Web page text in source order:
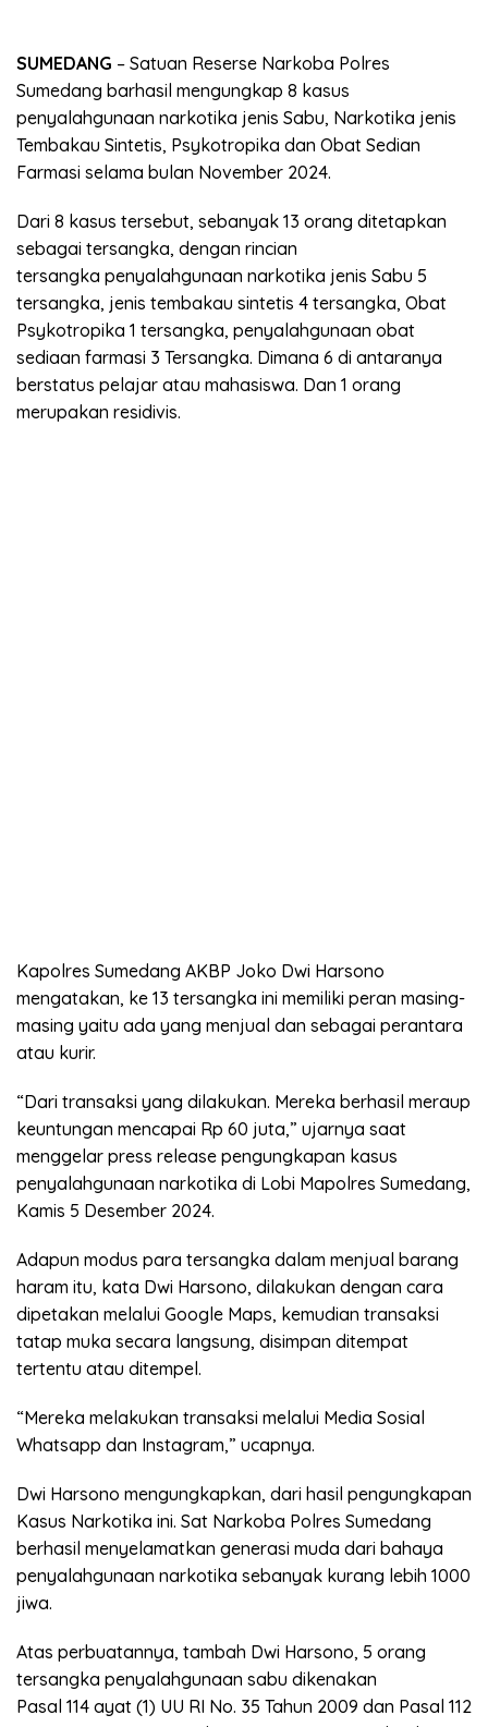
SUMEDANG – Satuan Reserse Narkoba Polres
Sumedang barhasil mengungkap 8 kasus
penyalahgunaan narkotika jenis Sabu, Narkotika jenis
Tembakau Sintetis, Psykotropika dan Obat Sedian
Farmasi selama bulan November 2024.
Dari 8 kasus tersebut, sebanyak 13 orang ditetapkan
sebagai tersangka, dengan rincian
tersangka penyalahgunaan narkotika jenis Sabu 5
tersangka, jenis tembakau sintetis 4 tersangka, Obat
Psykotropika 1 tersangka, penyalahgunaan obat
sediaan farmasi 3 Tersangka. Dimana 6 di antaranya
berstatus pelajar atau mahasiswa. Dan 1 orang
merupakan residivis.
Kapolres Sumedang AKBP Joko Dwi Harsono
mengatakan, ke 13 tersangka ini memiliki peran masing-
masing yaitu ada yang menjual dan sebagai perantara
atau kurir.
“Dari transaksi yang dilakukan. Mereka berhasil meraup
keuntungan mencapai Rp 60 juta,” ujarnya saat
menggelar press release pengungkapan kasus
penyalahgunaan narkotika di Lobi Mapolres Sumedang,
Kamis 5 Desember 2024.
Adapun modus para tersangka dalam menjual barang
haram itu, kata Dwi Harsono, dilakukan dengan cara
dipetakan melalui Google Maps, kemudian transaksi
tatap muka secara langsung, disimpan ditempat
tertentu atau ditempel.
“Mereka melakukan transaksi melalui Media Sosial
Whatsapp dan Instagram,” ucapnya.
Dwi Harsono mengungkapkan, dari hasil pengungkapan
Kasus Narkotika ini. Sat Narkoba Polres Sumedang
berhasil menyelamatkan generasi muda dari bahaya
penyalahgunaan narkotika sebanyak kurang lebih 1000
jiwa.
Atas perbuatannya, tambah Dwi Harsono, 5 orang
tersangka penyalahgunaan sabu dikenakan
Pasal 114 ayat (1) UU RI No. 35 Tahun 2009 dan Pasal 112